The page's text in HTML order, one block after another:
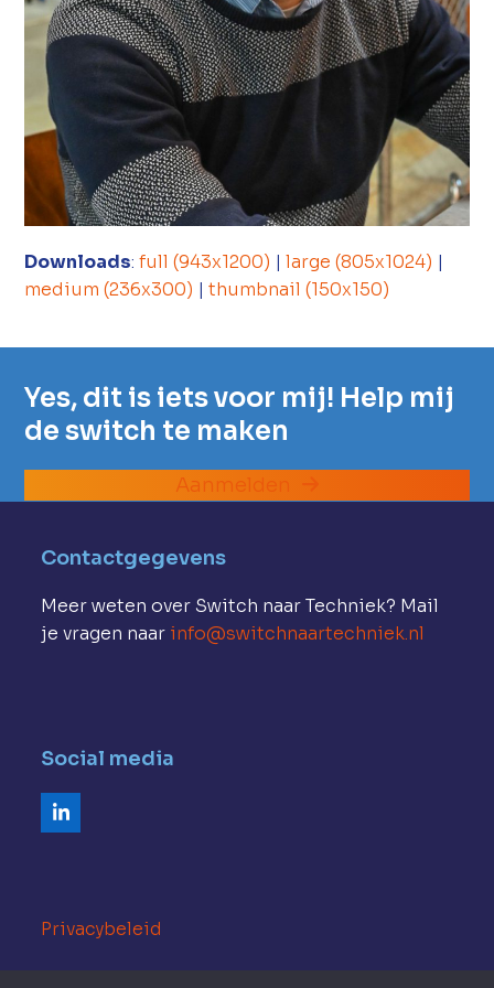
Downloads:full (943x1200) |large (805x1024) |
medium (236x300) |thumbnail (150x150)
Yes, dit is iets voor mij! Help mij
de switch te maken
Aanmelden
Contactgegevens
Meer weten over Switch naar Techniek? Mail
je vragen naar info@switchnaartechniek.nl
Social media
LinkedIn
Privacybeleid